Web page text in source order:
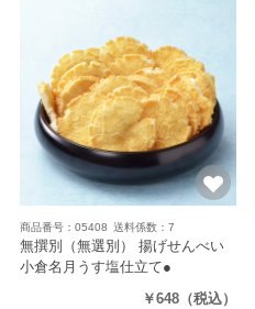
商品番号：05408 送料係数：7
無撰別（無選別） 揚げせんべい
小倉名月うす塩仕立て●
￥648 （税込）